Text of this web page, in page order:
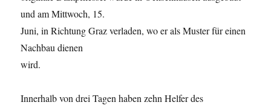
und am Mittwoch, 15.
Juni, in Richtung Graz verladen, wo er als Muster für einen
Nachbau dienen
wird.
Innerhalb von drei Tagen haben zehn Helfer des